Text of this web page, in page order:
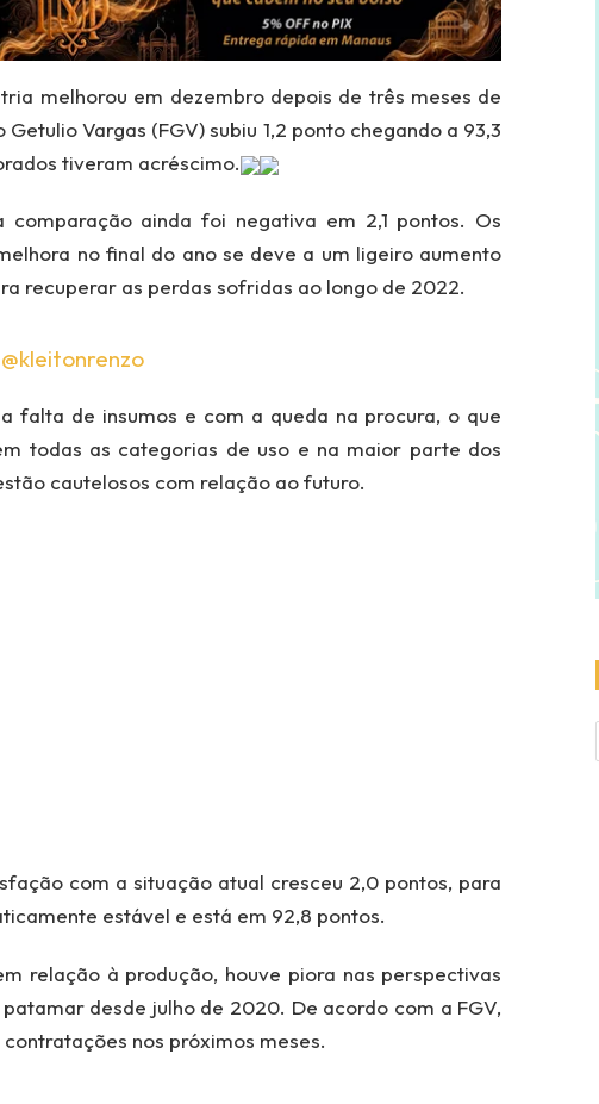
melhorou em dezembro depois de três meses de
Vargas (FGV) subiu 1,2 ponto chegando a 93,3
tiveram acréscimo.
ainda foi negativa em 2,1 pontos. Os
no final do ano se deve a um ligeiro aumento
recuperar as perdas sofridas ao longo de 2022.
@kleitonrenzo
falta de insumos e com a queda na procura, o que
todas as categorias de uso e na maior parte dos
cautelosos com relação ao futuro.
com a situação atual cresceu 2,0 pontos, para
estável e está em 92,8 pontos.
relação à produção, houve piora nas perspectivas
desde julho de 2020. De acordo com a FGV,
nos próximos meses.